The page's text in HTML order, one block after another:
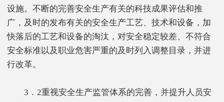
设施。不断的完善安全生产有关的科技成果评估和推
广，及时的发布有关的安全生产工艺、技术和设备，加
快落后的工艺和设备的淘汰，对安全稳定较差、不符合
安全标准以及职业危害严重的及时列入调整目录，并进
行改革。
3．2重视安全生产监管体系的完善，并提升人员安